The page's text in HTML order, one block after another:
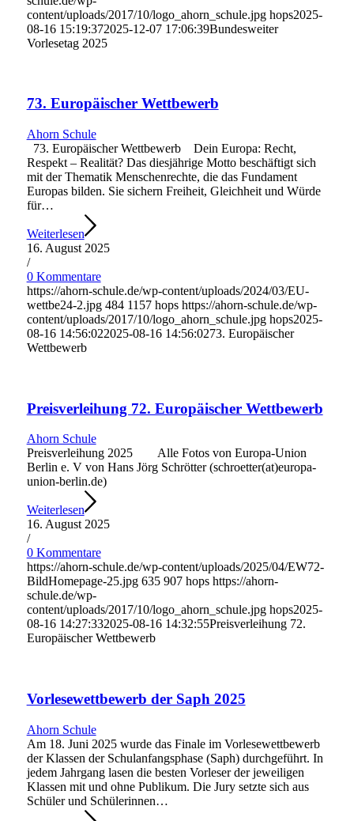
content/uploads/2017/10/logo_ahorn_schule.jpg hops2025-
08-16 15:19:372025-12-07 17:06:39Bundesweiter
Vorlesetag 2025
73. Europäischer Wettbewerb
Ahorn Schule
73. Europäischer Wettbewerb Dein Europa: Recht,
Respekt – Realität? Das diesjährige Motto beschäftigt sich
mit der Thematik Menschenrechte, die das Fundament
Europas bilden. Sie sichern Freiheit, Gleichheit und Würde
für…
Weiterlesen
16. August 2025
/
0 Kommentare
https://ahorn-schule.de/wp-content/uploads/2024/03/EU-
wettbe24-2.jpg 484 1157 hops https://ahorn-schule.de/wp-
content/uploads/2017/10/logo_ahorn_schule.jpg hops2025-
08-16 14:56:022025-08-16 14:56:0273. Europäischer
Wettbewerb
Preisverleihung 72. Europäischer Wettbewerb
Ahorn Schule
Preisverleihung 2025 Alle Fotos von Europa-Union
Berlin e. V von Hans Jörg Schrötter (schroetter(at)europa-
union-berlin.de)
Weiterlesen
16. August 2025
/
0 Kommentare
https://ahorn-schule.de/wp-content/uploads/2025/04/EW72-
BildHomepage-25.jpg 635 907 hops https://ahorn-
schule.de/wp-
content/uploads/2017/10/logo_ahorn_schule.jpg hops2025-
08-16 14:27:332025-08-16 14:32:55Preisverleihung 72.
Europäischer Wettbewerb
Vorlesewettbewerb der Saph 2025
Ahorn Schule
Am 18. Juni 2025 wurde das Finale im Vorlesewettbewerb
der Klassen der Schulanfangsphase (Saph) durchgeführt. In
jedem Jahrgang lasen die besten Vorleser der jeweiligen
Klassen mit und ohne Publikum. Die Jury setzte sich aus
Schüler und Schülerinnen…